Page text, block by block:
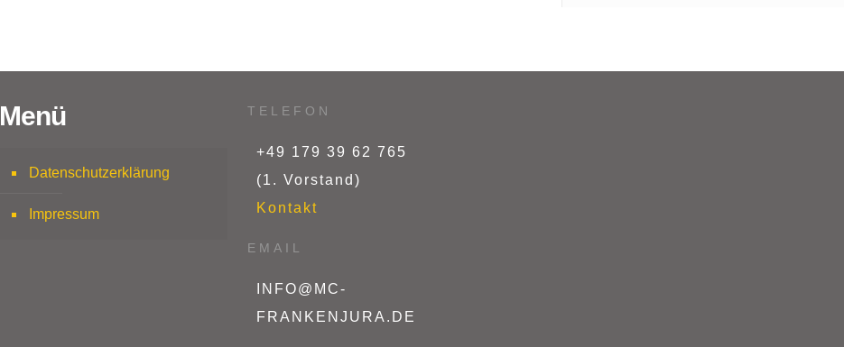
Menü
Datenschutzerklärung
Impressum
TELEFON
+49 179 39 62 765
(1. Vorstand)
Kontakt
EMAIL
INFO@MC-
FRANKENJURA.DE